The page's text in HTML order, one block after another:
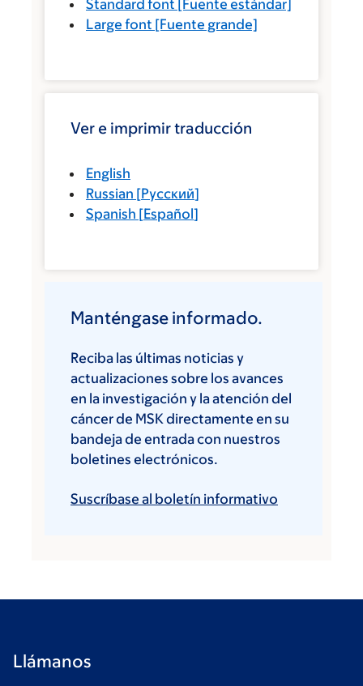
Standard font [Fuente estándar]
Large font [Fuente grande]
Ver e imprimir traducción
English
Russian [Русский]
Spanish [Español]
Manténgase informado.
Reciba las últimas noticias y
actualizaciones sobre los avances
en la investigación y la atención del
cáncer de MSK directamente en su
bandeja de entrada con nuestros
boletines electrónicos.
Suscríbase al boletín informativo
Llámanos